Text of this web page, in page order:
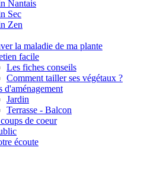
Nantais
Sec
Zen
la maladie de ma plante
facile
Les fiches conseils
Comment tailler ses végétaux ?
d'aménagement
Jardin
Terrasse - Balcon
de coeur
écoute